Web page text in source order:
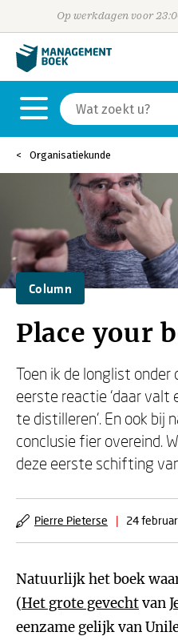
Op werkdagen voor
Organisatiekunde
Column
Place your
Toen ik de longlist onder
eerste reactie ‘daar
te distilleren'. En ook bij
conclusie fier overeind.
deze eerste schifting
Pierre Pieterse | 24
Natuurlijk het boek
(Het grote gevechtvan
eenzame gelijk van